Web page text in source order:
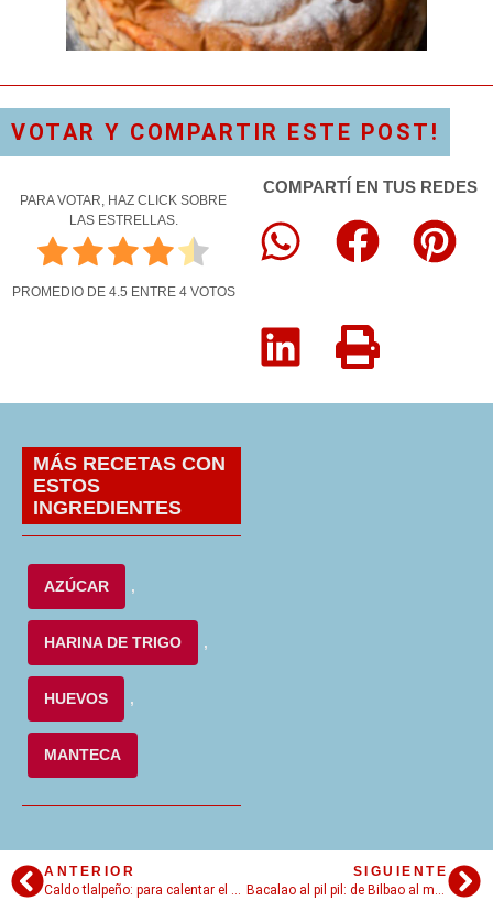
VOTAR Y COMPARTIR ESTE POST!
PARA VOTAR, HAZ CLICK SOBRE
LAS ESTRELLAS.
PROMEDIO DE 4.5 ENTRE 4VOTOS
COMPARTÍ EN TUS REDES
MÁS RECETAS CON
ESTOS
INGREDIENTES
AZÚCAR ,
HARINA DE TRIGO ,
HUEVOS ,
MANTECA
ANTERIOR
Caldo tlalpeño: para calentar el cuerpo y el espíritu
SIGUIENTE
Bacalao al pil pil: de Bilbao al mundo